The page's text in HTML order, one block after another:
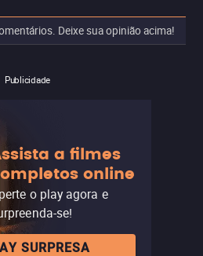
Deixe sua opinião acima!
Publicidade
a filmes
online
o play agora e
se!
SURPRESA